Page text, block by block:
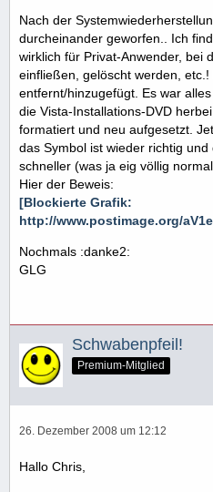
Nach der
durcheinander geworfen.. Ich
wirklich für Privat-Anwender, bei
einfließen, gelöscht werden,
entfernt/hinzugefügt. Es war
die Vista-Installations-DVD
formatiert und neu aufgesetzt.
das Symbol ist wieder richtig
schneller (was ja eig völlig normal
Hier der Beweis:
[Blockierte Grafik:
http://www.postimage.org/
Nochmals :danke2:
GLG
Schwabenpfeil!
Premium-Mitglied
26. Dezember 2008 um 12:12
Hallo Chris,